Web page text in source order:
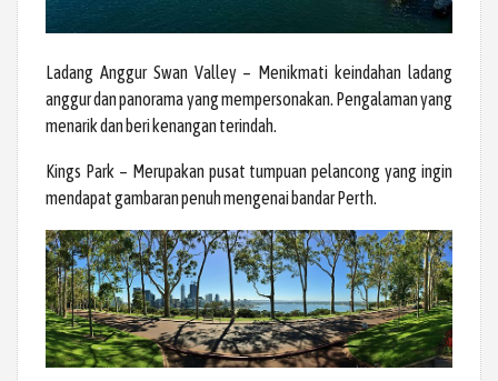
Ladang Anggur Swan Valley – Menikmati keindahan ladang
anggur dan panorama yang mempersonakan. Pengalaman yang
menarik dan beri kenangan terindah.
Kings Park – Merupakan pusat tumpuan pelancong yang ingin
mendapat gambaran penuh mengenai bandar Perth.